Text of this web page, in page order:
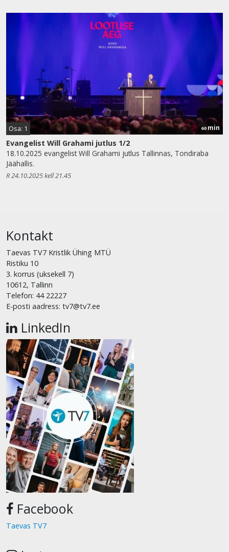
Osa: 1 60 min
Evangelist Will Grahami jutlus 1/2
18.10.2025 evangelist Will Grahami jutlus Tallinnas, Tondiraba
Jäähallis.
R 24.10.2025 kell 21.45
Kontakt
Taevas TV7 Kristlik Ühing MTÜ
Ristiku 10
3. korrus (uksekell 7)
10612, Tallinn
Telefon: 44 22227
E-posti aadress: tv7@tv7.ee
LinkedIn
Facebook
Taevas TV7